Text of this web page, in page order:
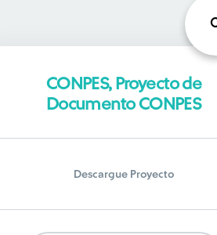
CONPES, Proyecto de
Documento CONPES
Descargue Proyecto